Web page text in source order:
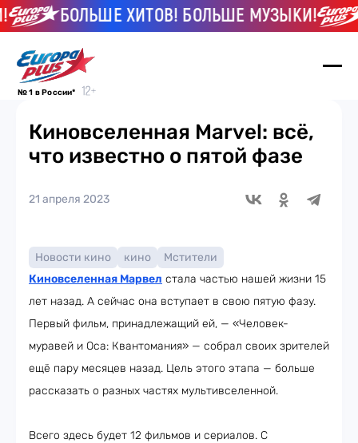
БОЛЬШЕ ХИТОВ! БОЛЬШЕ МУЗЫКИ!
№ 1 в России*
Киновселенная Marvel: всё,
что известно о пятой фазе
21 апреля 2023
Новости кино кино
Мстители
Киновселенная Марвел стала частью нашей жизни 15
лет назад. А сейчас она вступает в свою пятую фазу.
Первый фильм, принадлежащий ей, — «Человек-
муравей и Оса: Квантомания» — собрал своих зрителей
ещё пару месяцев назад. Цель этого этапа — больше
рассказать о разных частях мультивселенной.
Всего здесь будет 12 фильмов и сериалов. С